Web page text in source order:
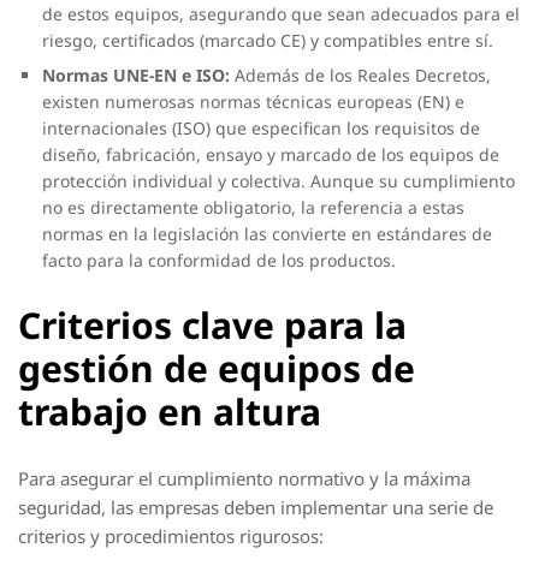
de estos equipos, asegurando que sean adecuados para el
riesgo, certificados (marcado CE) y compatibles entre sí.
Normas UNE-EN e ISO: Además de los Reales Decretos,
existen numerosas normas técnicas europeas (EN) e
internacionales (ISO) que especifican los requisitos de
diseño, fabricación, ensayo y marcado de los equipos de
protección individual y colectiva. Aunque su cumplimiento
no es directamente obligatorio, la referencia a estas
normas en la legislación las convierte en estándares de
facto para la conformidad de los productos.
Criterios clave para la
gestión de equipos de
trabajo en altura
Para asegurar el cumplimiento normativo y la máxima
seguridad, las empresas deben implementar una serie de
criterios y procedimientos rigurosos: